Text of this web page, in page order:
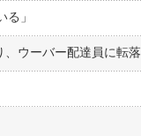
」
、ウーバー配達員に転落